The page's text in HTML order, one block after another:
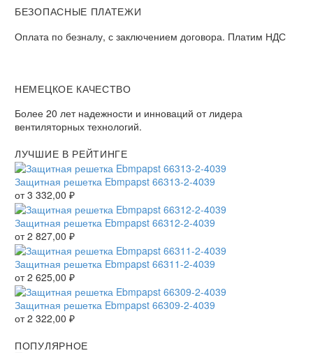
БЕЗОПАСНЫЕ ПЛАТЕЖИ
Оплата по безналу, с заключением договора. Платим НДС
НЕМЕЦКОЕ КАЧЕСТВО
Более 20 лет надежности и инноваций от лидера
вентиляторных технологий.
ЛУЧШИЕ В РЕЙТИНГЕ
Защитная решетка Ebmpapst 66313-2-4039
от3 332,00 ₽
Защитная решетка Ebmpapst 66312-2-4039
от2 827,00 ₽
Защитная решетка Ebmpapst 66311-2-4039
от2 625,00 ₽
Защитная решетка Ebmpapst 66309-2-4039
от2 322,00 ₽
ПОПУЛЯРНОЕ